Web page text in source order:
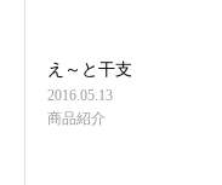
え～と干支
2016.05.13
商品紹介